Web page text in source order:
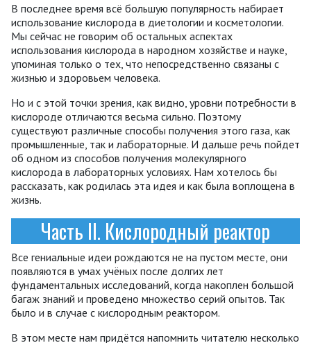
В последнее время всё большую популярность набирает
использование кислорода в диетологии и косметологии.
Мы сейчас не говорим об остальных аспектах
использования кислорода в народном хозяйстве и науке,
упоминая только о тех, что непосредственно связаны с
жизнью и здоровьем человека.
Но и с этой точки зрения, как видно, уровни потребности в
кислороде отличаются весьма сильно. Поэтому
существуют различные способы получения этого газа, как
промышленные, так и лабораторные. И дальше речь пойдет
об одном из способов получения молекулярного
кислорода в лабораторных условиях. Нам хотелось бы
рассказать, как родилась эта идея и как была воплощена в
жизнь.
Часть II. Кислородный реактор
Все гениальные идеи рождаются не на пустом месте, они
появляются в умах учёных после долгих лет
фундаментальных исследований, когда накоплен большой
багаж знаний и проведено множество серий опытов. Так
было и в случае с кислородным реактором.
В этом месте нам придётся напомнить читателю несколько